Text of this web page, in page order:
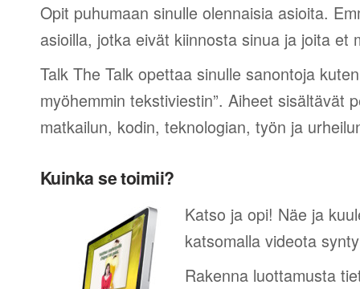
Opit puhumaan sinulle olennaisia asioita.
asioilla, jotka eivät kiinnosta sinua ja joita et
Talk The Talk opettaa sinulle sanontoja
myöhemmin tekstiviestin”. Aiheet sisältävät
matkailun, kodin, teknologian, työn ja
Kuinka se toimii?
Katso ja opi! Näe ja
katsomalla videota
Rakenna luottamusta